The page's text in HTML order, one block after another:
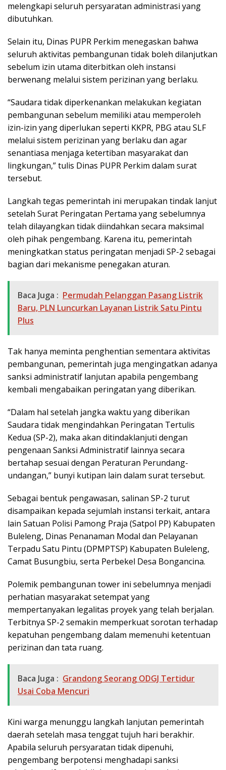
melengkapi seluruh persyaratan administrasi yang
dibutuhkan.
Selain itu, Dinas PUPR Perkim menegaskan bahwa
seluruh aktivitas pembangunan tidak boleh dilanjutkan
sebelum izin utama diterbitkan oleh instansi
berwenang melalui sistem perizinan yang berlaku.
“Saudara tidak diperkenankan melakukan kegiatan
pembangunan sebelum memiliki atau memperoleh
izin-izin yang diperlukan seperti KKPR, PBG atau SLF
melalui sistem perizinan yang berlaku dan agar
senantiasa menjaga ketertiban masyarakat dan
lingkungan,” tulis Dinas PUPR Perkim dalam surat
tersebut.
Langkah tegas pemerintah ini merupakan tindak lanjut
setelah Surat Peringatan Pertama yang sebelumnya
telah dilayangkan tidak diindahkan secara maksimal
oleh pihak pengembang. Karena itu, pemerintah
meningkatkan status peringatan menjadi SP-2 sebagai
bagian dari mekanisme penegakan aturan.
Baca Juga : Permudah Pelanggan Pasang Listrik
Baru, PLN Luncurkan Layanan Listrik Satu Pintu
Plus
Tak hanya meminta penghentian sementara aktivitas
pembangunan, pemerintah juga mengingatkan adanya
sanksi administratif lanjutan apabila pengembang
kembali mengabaikan peringatan yang diberikan.
“Dalam hal setelah jangka waktu yang diberikan
Saudara tidak mengindahkan Peringatan Tertulis
Kedua (SP-2), maka akan ditindaklanjuti dengan
pengenaan Sanksi Administratif lainnya secara
bertahap sesuai dengan Peraturan Perundang-
undangan,” bunyi kutipan lain dalam surat tersebut.
Sebagai bentuk pengawasan, salinan SP-2 turut
disampaikan kepada sejumlah instansi terkait, antara
lain Satuan Polisi Pamong Praja (Satpol PP) Kabupaten
Buleleng, Dinas Penanaman Modal dan Pelayanan
Terpadu Satu Pintu (DPMPTSP) Kabupaten Buleleng,
Camat Busungbiu, serta Perbekel Desa Bongancina.
Polemik pembangunan tower ini sebelumnya menjadi
perhatian masyarakat setempat yang
mempertanyakan legalitas proyek yang telah berjalan.
Terbitnya SP-2 semakin memperkuat sorotan terhadap
kepatuhan pengembang dalam memenuhi ketentuan
perizinan dan tata ruang.
Baca Juga : Grandong Seorang ODGJ Tertidur
Usai Coba Mencuri
Kini warga menunggu langkah lanjutan pemerintah
daerah setelah masa tenggat tujuh hari berakhir.
Apabila seluruh persyaratan tidak dipenuhi,
pengembang berpotensi menghadapi sanksi